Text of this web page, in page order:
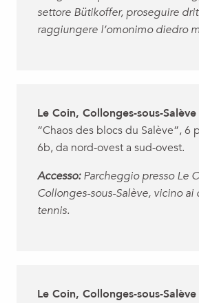
settore Bütikoffer, proseguire
raggiungere l’omonimo diedro
Le Coin, Collonges-sous-Salève
“Chaos des blocs du Salève”, 6
6b, da nord-ovest a sud-ovest.
Accesso:Parcheggio presso Le
Collonges-sous-Salève, vicino ai
tennis.
Le Coin, Collonges-sous-Salève